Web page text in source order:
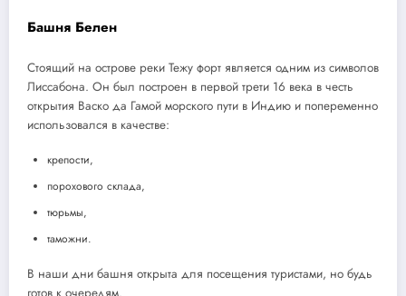
Башня Белен
Стоящий на острове реки Тежу форт является одним из символов
Лиссабона. Он был построен в первой трети 16 века в честь
открытия Васко да Гамой морского пути в Индию и попеременно
использовался в качестве:
крепости,
порохового склада,
тюрьмы,
таможни.
В наши дни башня открыта для посещения туристами, но будь